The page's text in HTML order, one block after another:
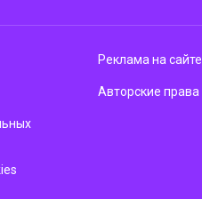
Реклама на сайте
Авторские права